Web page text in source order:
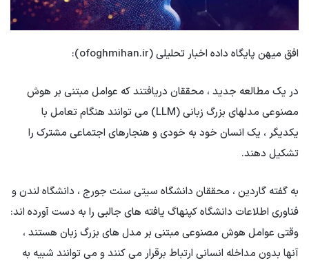
افق میهن پایگاه داده اخبار تحلیلی (ofoghmihan.ir):
در یک مطالعه جدید ، محققان دریافتند که عوامل مبتنی بر هوش
مصنوعی مدلهای بزرگ زبانی (LLM) می توانند هنگام تعامل با
یکدیگر ، یک انسان خود به خودی و هنجارهای اجتماعی مشترک را
تشکیل دهند.
به گفته گاردین ، ​​محققان دانشگاه سیتی سنت جورج ، دانشگاه لندن و
فناوری اطلاعات دانشگاه کپنهاگ یافته های جالبی را به دست آورده اند:
وقتی عوامل هوش مصنوعی مبتنی بر مدل های بزرگ زبان هستند ،
آنها بدون مداخله انسانی ارتباط برقرار می کنند و می توانند شبیه به